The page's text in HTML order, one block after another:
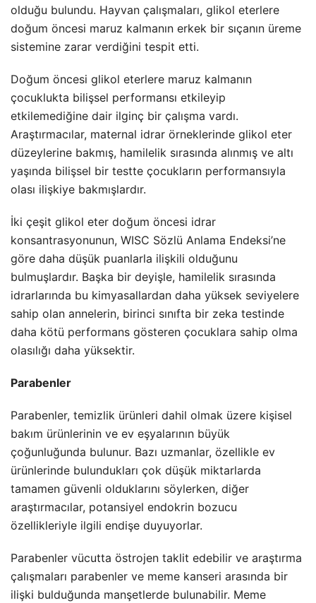
olduğu bulundu. Hayvan çalışmaları, glikol eterlere
doğum öncesi maruz kalmanın erkek bir sıçanın üreme
sistemine zarar verdiğini tespit etti.
Doğum öncesi glikol eterlere maruz kalmanın
çocuklukta bilişsel performansı etkileyip
etkilemediğine dair ilginç bir çalışma vardı.
Araştırmacılar, maternal idrar örneklerinde glikol eter
düzeylerine bakmış, hamilelik sırasında alınmış ve altı
yaşında bilişsel bir testte çocukların performansıyla
olası ilişkiye bakmışlardır.
İki çeşit glikol eter doğum öncesi idrar
konsantrasyonunun, WISC Sözlü Anlama Endeksi’ne
göre daha düşük puanlarla ilişkili olduğunu
bulmuşlardır. Başka bir deyişle, hamilelik sırasında
idrarlarında bu kimyasallardan daha yüksek seviyelere
sahip olan annelerin, birinci sınıfta bir zeka testinde
daha kötü performans gösteren çocuklara sahip olma
olasılığı daha yüksektir.
Parabenler
Parabenler, temizlik ürünleri dahil olmak üzere kişisel
bakım ürünlerinin ve ev eşyalarının büyük
çoğunluğunda bulunur. Bazı uzmanlar, özellikle ev
ürünlerinde bulundukları çok düşük miktarlarda
tamamen güvenli olduklarını söylerken, diğer
araştırmacılar, potansiyel endokrin bozucu
özellikleriyle ilgili endişe duyuyorlar.
Parabenler vücutta östrojen taklit edebilir ve araştırma
çalışmaları parabenler ve meme kanseri arasında bir
ilişki bulduğunda manşetlerde bulunabilir. Meme